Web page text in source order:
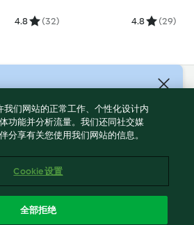
4.8 (32) 4.8 (29)
维克信息科技(上海)有限公司 版权所有
贸[2026]3号
我们网站的正常工作、个性化设计内
功能并分析流量。我们还同社交媒
分享有关您使用我们网站的信息。
Cookie 设置
全部拒绝